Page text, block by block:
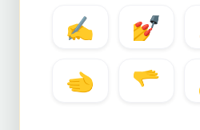
✍️ 💅
🫲
🫳